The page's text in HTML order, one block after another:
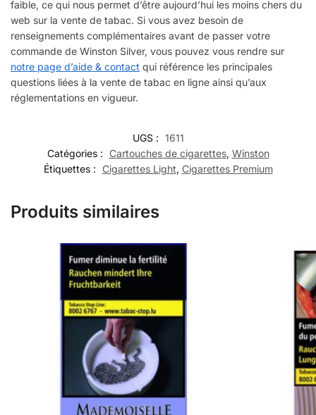
faible, ce qui nous permet d’être aujourd’hui les moins chers du
web sur la vente de tabac. Si vous avez besoin de
renseignements complémentaires avant de passer votre
commande de Winston Silver, vous pouvez vous rendre sur
notre page d’aide & contact qui référence les principales
questions liées à la vente de tabac en ligne ainsi qu’aux
réglementations en vigueur.
UGS : 1611
Catégories :
Cartouches de cigarettes, Winston
Étiquettes :
Cigarettes Light, Cigarettes Premium
Produits similaires